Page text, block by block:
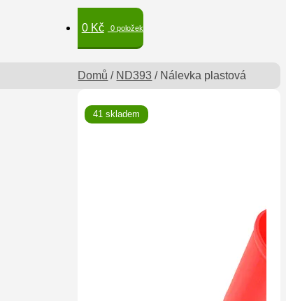
0 Kč 0 položek
Domů / ND393 / Nálevka plastová
🔍
41 skladem